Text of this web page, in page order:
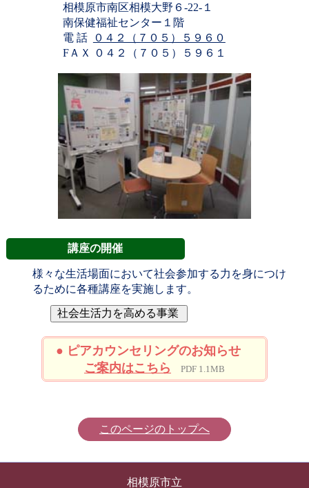
相模原市南区相模大野６-22-１
南保健福祉センター１階
電 話
０４２（７０５）５９６０
FＡＸ ０４２（７０５）５９６１
講座の開催
様々な生活場面において社会参加する力を身につけ
るために各種講座を実施します。
● ピアカウンセリングのお知らせ
ご案内はこちら
PDF 1.1MB
このページのトップへ
相模原市立